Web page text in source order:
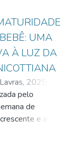
UMA
À LUZ DA
2025-
Costa;Silva,
Érica Carvalho
Marina
pelo
de
e a
infantil em